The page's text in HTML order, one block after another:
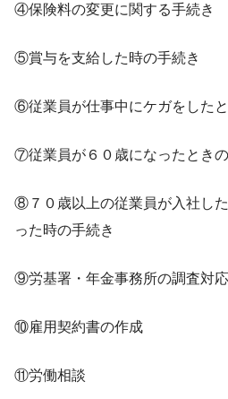
④保険料の変更に関する手続き
⑤賞与を支給した時の手続き
⑥従業員が仕事中にケガをした
⑦従業員が６０歳になったとき
⑧７０歳以上の従業員が入社し
った時の手続き
⑨労基署・年金事務所の調査対応
⑩雇用契約書の作成
⑪労働相談